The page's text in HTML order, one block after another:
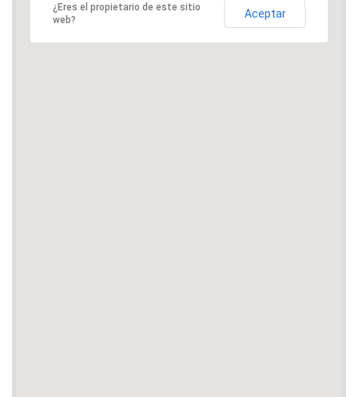
¿Eres el propietario de este sitio
web?
Aceptar